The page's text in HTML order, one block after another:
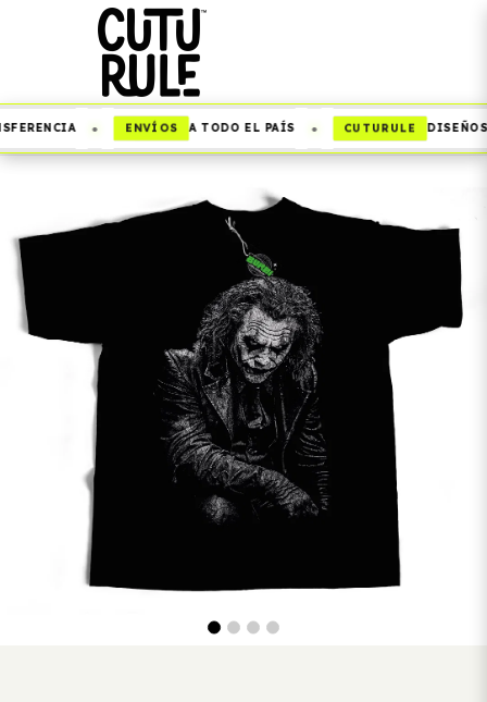
ENVÍOS A TODO EL PAÍS CUTURULE DISEÑOS